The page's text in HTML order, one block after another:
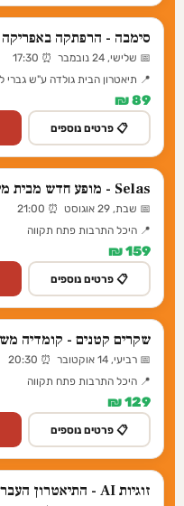
סימבה - הרפתקה
📅 שלישי, 24 נובמבר ⏰ 17:30
📍 תיאטרון הבית גולדה ע"ש גברי
89 ₪
📋 פרטים נוספים
Selas - מופע חדש מבית מיומנה
📅 שבת, 29 אוגוסט ⏰ 21:00
📍 היכל התרבות פתח תקווה
159 ₪
📋 פרטים נוספים
שקרים קטנים - קומדיה
📅 רביעי, 14 אוקטובר ⏰ 20:30
📍 היכל התרבות פתח תקווה
129 ₪
📋 פרטים נוספים
זוגיות AI - התיאטרון העברי